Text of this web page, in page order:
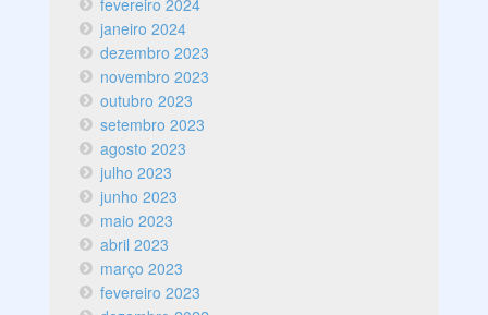
fevereiro 2024
janeiro 2024
dezembro 2023
novembro 2023
outubro 2023
setembro 2023
agosto 2023
julho 2023
junho 2023
maio 2023
abril 2023
março 2023
fevereiro 2023